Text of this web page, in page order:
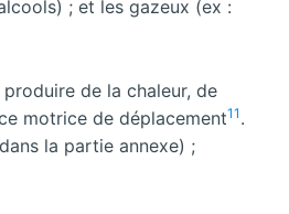
; et les gazeux (ex :
de la chaleur, de
motrice de déplacement11 .
la partie annexe) ;